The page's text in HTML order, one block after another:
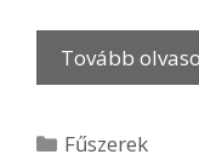
Tovább
Kategória
Fűszerek